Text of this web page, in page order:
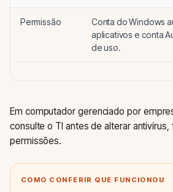
Permissão
Conta do Windows
aplicativos e conta
de uso.
Em computador gerenciado por
consulte o TI antes de alterar antivírus,
permissões.
COMO CONFERIR QUE FUNCIONOU